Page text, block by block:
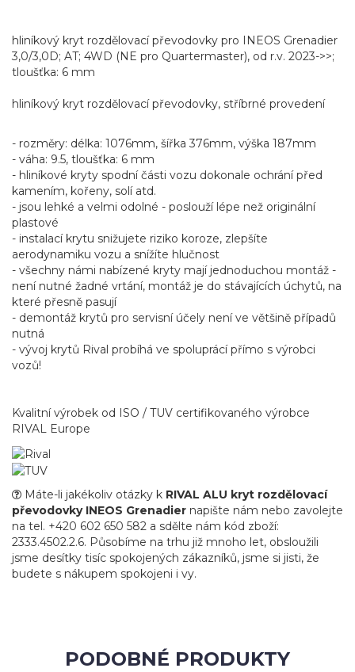
hliníkový kryt rozdělovací převodovky pro INEOS Grenadier
3,0/3,0D; AT; 4WD (NE pro Quartermaster), od r.v. 2023->>;
tloušťka: 6 mm
hliníkový kryt rozdělovací převodovky, stříbrné provedení
- rozměry: délka: 1076mm, šířka 376mm, výška 187mm
- váha: 9.5, tloušťka: 6 mm
- hliníkové kryty spodní části vozu dokonale ochrání před
kamením, kořeny, solí atd.
- jsou lehké a velmi odolné - poslouží lépe než originální
plastové
- instalací krytu snižujete riziko koroze, zlepšíte
aerodynamiku vozu a snížíte hlučnost
- všechny námi nabízené kryty mají jednoduchou montáž -
není nutné žadné vrtání, montáž je do stávajících úchytů, na
které přesně pasují
- demontáž krytů pro servisní účely není ve většině případů
nutná
- vývoj krytů Rival probíhá ve spoluprácí přímo s výrobci
vozů!
Kvalitní výrobek od ISO / TUV certifikovaného výrobce
RIVAL Europe
Máte-li jakékoliv otázky k RIVAL ALU kryt rozdělovací
převodovky INEOS Grenadier napište nám nebo zavolejte
na tel. +420 602 650 582 a sdělte nám kód zboží:
2333.4502.2.6. Působíme na trhu již mnoho let, obsloužili
jsme desítky tisíc spokojených zákazníků, jsme si jisti, že
budete s nákupem spokojeni i vy.
PODOBNÉ PRODUKTY